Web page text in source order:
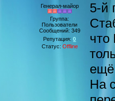
Генерал-майор
Группа:
Пользователи
Сообщений: 349
Репутация:0
Статус: Offline
5-й
На